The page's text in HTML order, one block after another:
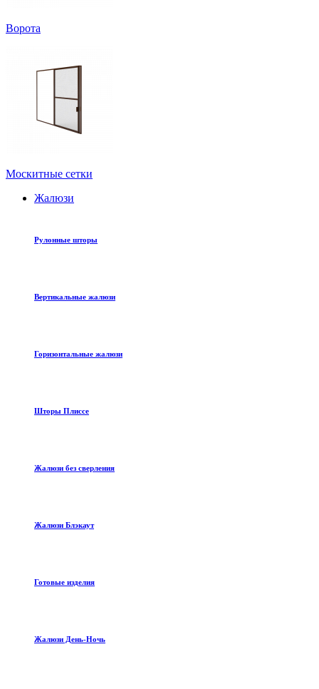
Ворота
Москитные сетки
Жалюзи
Рулонные шторы
Вертикальные жалюзи
Горизонтальные жалюзи
Шторы Плиссе
Жалюзи без сверления
Жалюзи Блэкаут
Готовые изделия
Жалюзи День-Ночь